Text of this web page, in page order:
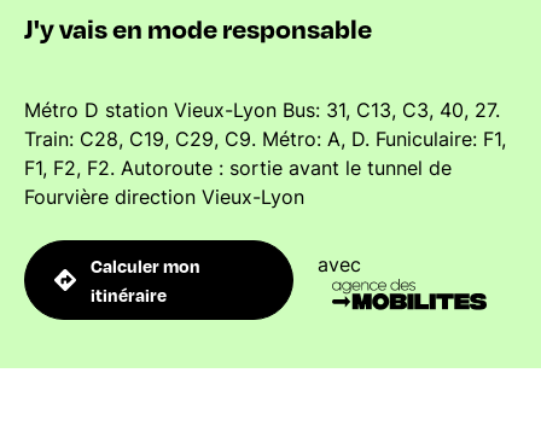
J'y vais en mode responsable
Métro D station Vieux-Lyon Bus: 31, C13, C3, 40, 27.
Train: C28, C19, C29, C9. Métro: A, D. Funiculaire: F1,
F1, F2, F2. Autoroute : sortie avant le tunnel de
Fourvière direction Vieux-Lyon
Calculer mon
itinéraire
avec